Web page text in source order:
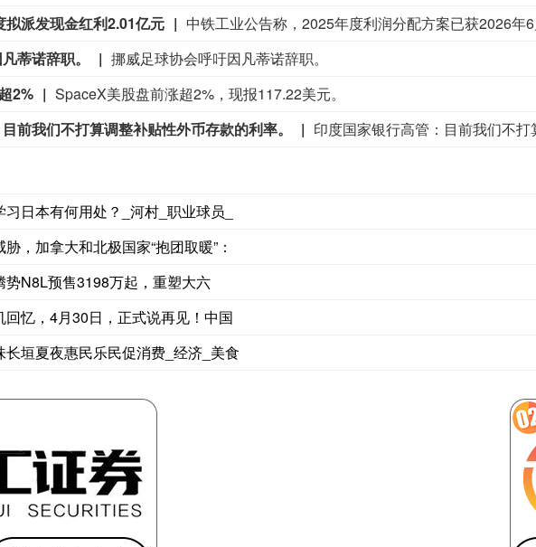
派发现金红利2.01亿元
蒂诺辞职。
挪威足球协会呼吁因凡蒂诺辞职。
2%
SpaceX美股盘前涨超2%，现报117.22美元。
前我们不打算调整补贴性外币存款的利率。 印度国家银行高管：目前我们不打
日本有何用处？_河村_职业球员_
，加拿大和北极国家“抱团取暖”：
N8L预售3198万起，重塑大六
忆，4月30日，正式说再见！中国
垣夏夜惠民乐民促消费_经济_美食